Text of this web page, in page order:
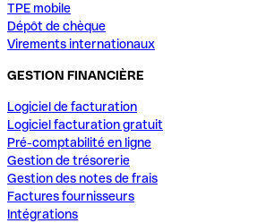
TPE mobile
Dépôt de chèque
Virements internationaux
GESTION FINANCIÈRE
Logiciel de facturation
Logiciel facturation gratuit
Pré-comptabilité en ligne
Gestion de trésorerie
Gestion des notes de frais
Factures fournisseurs
Intégrations